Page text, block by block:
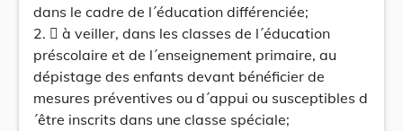
dans le cadre de l´éducation différenciée;
2.  à veiller, dans les classes de l´éducation
préscolaire et de l´enseignement primaire, au
dépistage des enfants devant bénéficier de
mesures préventives ou d´appui ou susceptibles d
´être inscrits dans une classe spéciale;